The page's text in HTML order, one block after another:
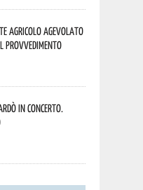
agricolo agevolato
provvedimento
in concerto.